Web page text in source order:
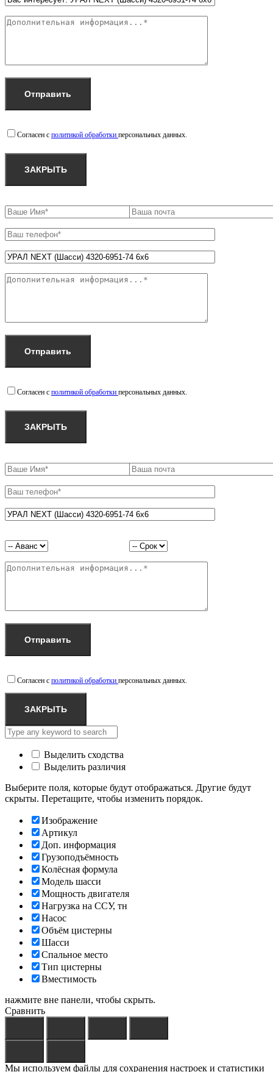
Согласен с политикой обработки персональных данных.
ЗАКРЫТЬ
Согласен с политикой обработки персональных данных.
ЗАКРЫТЬ
Согласен с политикой обработки персональных данных.
ЗАКРЫТЬ
Выделить сходства
Выделить различия
Выберите поля, которые будут отображаться. Другие будут
скрыты. Перетащите, чтобы изменить порядок.
Изображение
Артикул
Доп. информация
Грузоподъёмность
Колёсная формула
Модель шасси
Мощность двигателя
Нагрузка на ССУ, тн
Насос
Объём цистерны
Шасси
Спальное место
Тип цистерны
Вместимость
нажмите вне панели, чтобы скрыть.
Сравнить
Мы используем файлы для сохранения настроек и статистики